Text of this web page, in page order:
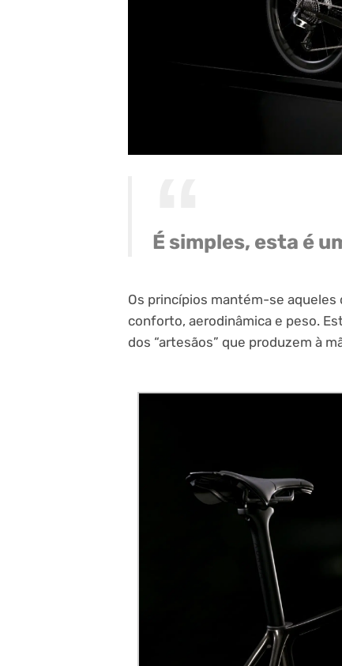
É simples, esta é
Os princípios mantém-se aqueles
conforto, aerodinâmica e peso.
dos “artesãos” que produzem à